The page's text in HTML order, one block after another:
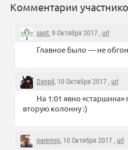
Комментарии
sant, 9 Октября 2017 , url
Главное было — не
Danpil , 10 Октября 2017 , url
На 1:01 явно
вторую колонну :)
parempi, 10 Октября 2017 , url